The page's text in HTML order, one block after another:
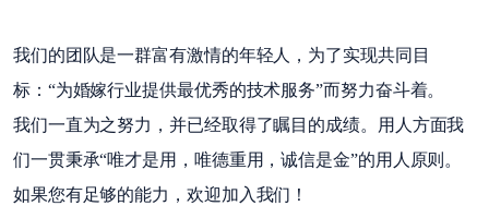
我们的团队是一群富有激情的年轻人，为了实现共同目
标：“为婚嫁行业提供最优秀的技术服务”而努力奋斗着。
我们一直为之努力，并已经取得了瞩目的成绩。用人方面我
们一贯秉承“唯才是用，唯德重用，诚信是金”的用人原则。
如果您有足够的能力，欢迎加入我们！